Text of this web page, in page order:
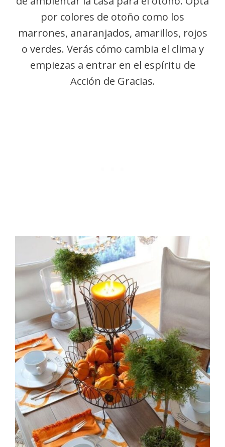
por colores de otoño como los
marrones, anaranjados, amarillos, rojos
o verdes. Verás cómo cambia el clima y
empiezas a entrar en el espíritu de
Acción de Gracias.